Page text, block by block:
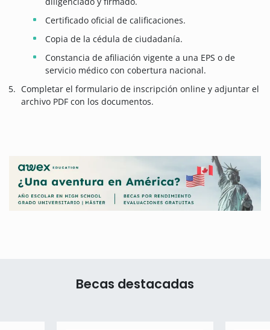
Certificado oficial de calificaciones.
Copia de la cédula de ciudadanía.
Constancia de afiliación vigente a una EPS o de
servicio médico con cobertura nacional.
Completar el formulario de inscripción online y adjuntar el
archivo PDF con los documentos.
Becas destacadas